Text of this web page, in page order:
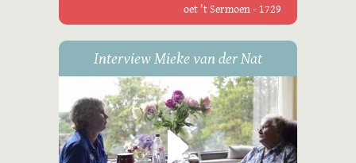
oet 't Sermoen - 1729
Interview Mieke van der Nat